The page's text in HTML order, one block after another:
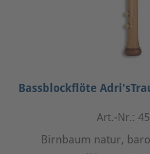
Bassblockflöte
Art.-Nr.:
Birnbaum natur,